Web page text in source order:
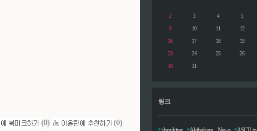
(0) (0)
2 3 4 5
9 10 11 12
16 17 18 19
23 24 25 26
30 31
링크